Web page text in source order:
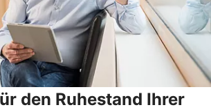
den Ruhestand Ihrer